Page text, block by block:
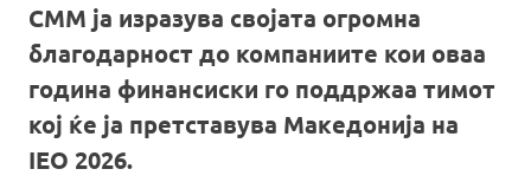
СММ ја изразува својата огромна
благодарност до компаниите кои оваа
година финансиски го поддржаа тимот
кој ќе ја претставува Македонија на
IEO 2026.